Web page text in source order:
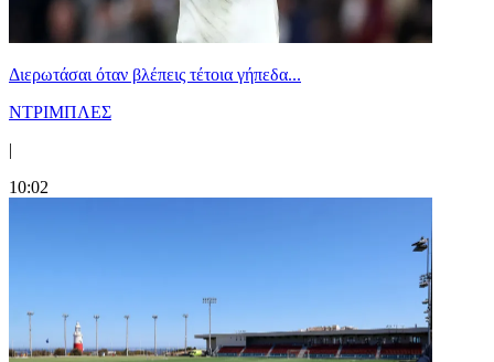
Διερωτάσαι όταν βλέπεις τέτοια γήπεδα...
ΝΤΡΙΜΠΛΕΣ
|
10:02